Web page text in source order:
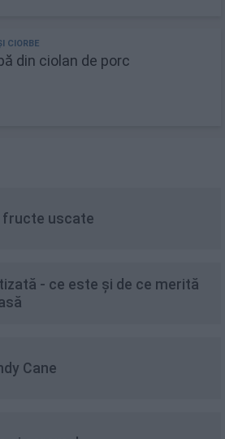
din ciolan de porc
fructe uscate
- ce este și de ce merită
Cane